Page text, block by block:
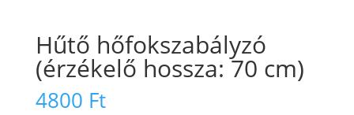
Hűtő hőfokszabályzó
(érzékelő hossza: 70 cm)
4800 Ft